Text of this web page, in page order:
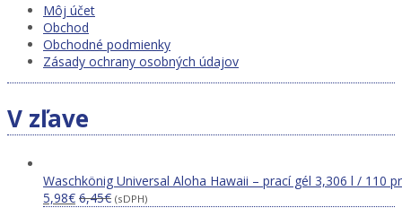
Môj účet
Obchod
Obchodné podmienky
Zásady ochrany osobných údajov
V zľave
Waschkönig Universal Aloha Hawaii – prací gél 3,306 l / 110
5,98€ 6,45€ (sDPH)